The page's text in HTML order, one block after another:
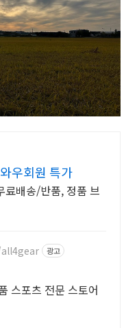
우회원 특가
료배송/반품, 정품 브
광고
스포츠 전문 스토어